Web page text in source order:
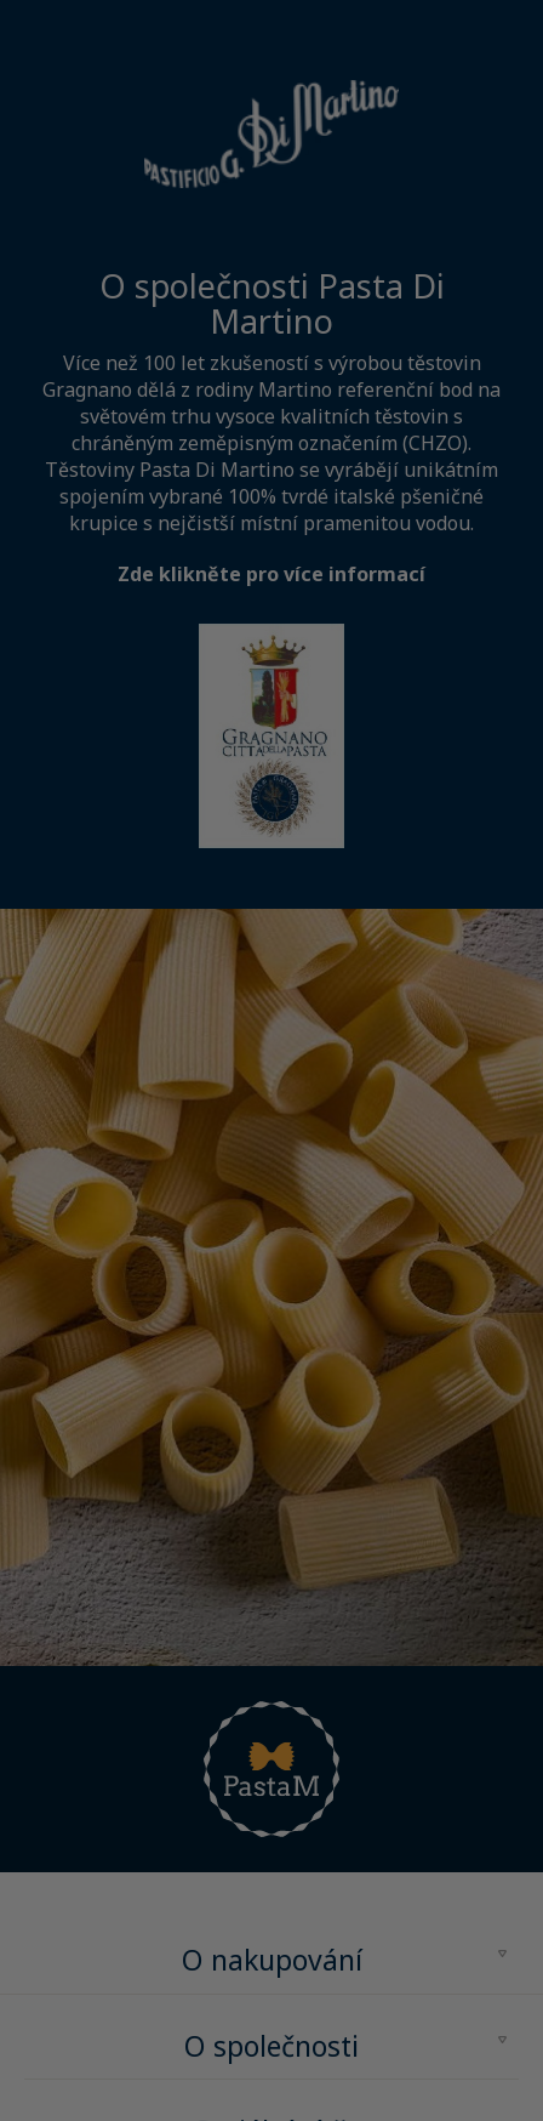
O společnosti Pasta Di
Martino
Více než 100 let zkušeností s výrobou těstovin
Gragnano dělá z rodiny Martino referenční bod na
světovém trhu vysoce kvalitních těstovin s
chráněným zeměpisným označením (CHZO).
Těstoviny Pasta Di Martino se vyrábějí unikátním
spojením vybrané 100% tvrdé italské pšeničné
krupice s nejčistší místní pramenitou vodou.
Zde klikněte pro více informací
O nakupování
Obchodní podmínky
O společnosti